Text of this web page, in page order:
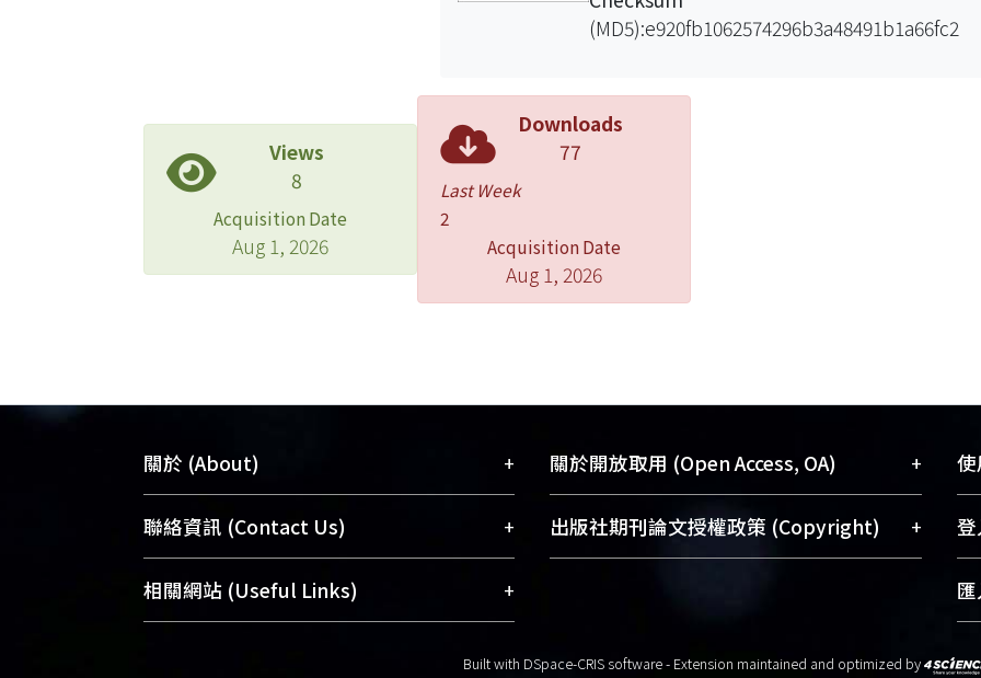
(MD5):e920fb1062574296b3a48491b1a66fc2
Views
8
Acquisition Date
Aug 1, 2026
Downloads
77
Last Week
2
Acquisition Date
Aug 1, 2026
關於 (About) +
臺大位居世界頂尖大學之列，為永久珍藏
及向國際展現本校豐碩的研究成果及學術
能量，圖書館整合機構典藏（NTUR）與學
術庫（AH）不同功能平台，成為臺大學術
促進交流合作、保存學術產出、推廣研究
聯絡資訊 (Contact Us) +
總館學科館員(Main Library)
醫學圖書館學科館員(Medical Library)
相關網站 (Useful Links) +
關於開放取用 (Open Access, OA) +
開放取用是從使用者角度提升資訊取用性
的社會運動，應用在學術研究上是透過將
NTU Scholars即為本校的開放取用典藏
出版社期刊論文授權政策 (Copyright) +
Built with DSpace-CRIS software- Extension maintained and optimized by